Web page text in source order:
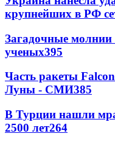
крупнейших в РФ
Загадочные молнии
ученых395
Часть ракеты
Луны - СМИ385
В Турции нашли
2500 лет264